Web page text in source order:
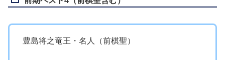
豊島将之竜王・名人（前棋聖）